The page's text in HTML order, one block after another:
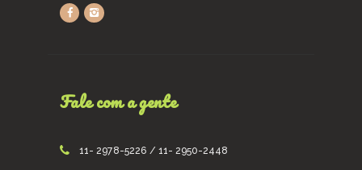
Fale com a gente
11- 2978-5226 / 11- 2950-2448